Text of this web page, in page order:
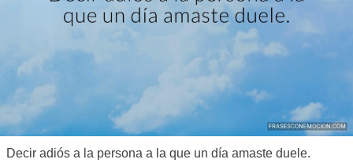
Decir adiós a la persona a la que un día amaste duele.